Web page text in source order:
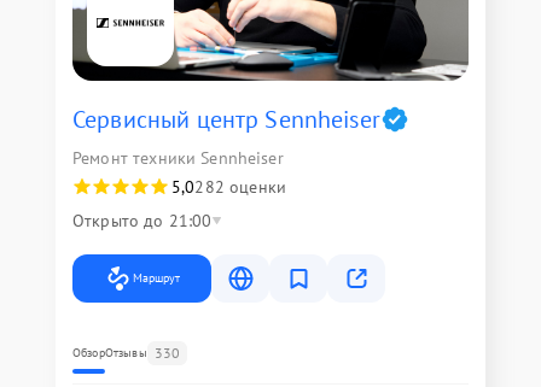
Сервисный центр Sennheiser
Ремонт техники Sennheiser
5,0282 оценки
Открыто до 21:00
Маршрут
ОбзорОтзывы 330